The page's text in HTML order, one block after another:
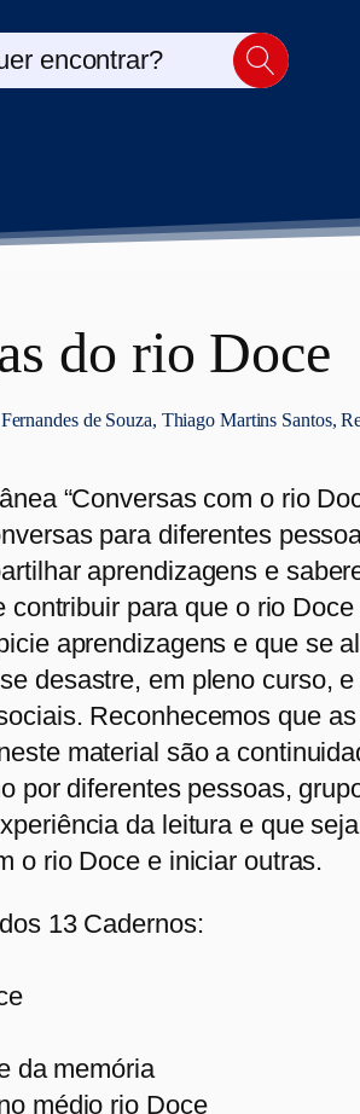
encontrar?
do rio Doce
de Souza, Thiago Martins Santos,
“Conversas com o rio
para diferentes
aprendizagens e
para que o rio
aprendizagens e que se
desastre, em pleno curso,
Reconhecemos que
material são a
por diferentes pessoas,
da leitura e que
o rio Doce e iniciar outras.
13 Cadernos:
da memória
médio rio Doce